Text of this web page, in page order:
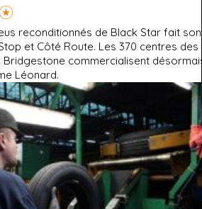
reconditionnés de Black Star fait son
et Côté Route. Les 370 centres des
Bridgestone commercialisent
Léonard.